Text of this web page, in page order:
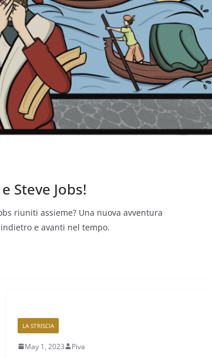
Steve Jobs!
riuniti assieme? Una nuova avventura
e avanti nel tempo.
LA STRISCIA
May 1, 2023 Piva